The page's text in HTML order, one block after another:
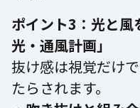
ポイント3：光と
光・通風計画」
抜け感は視覚だけ
たらされます。